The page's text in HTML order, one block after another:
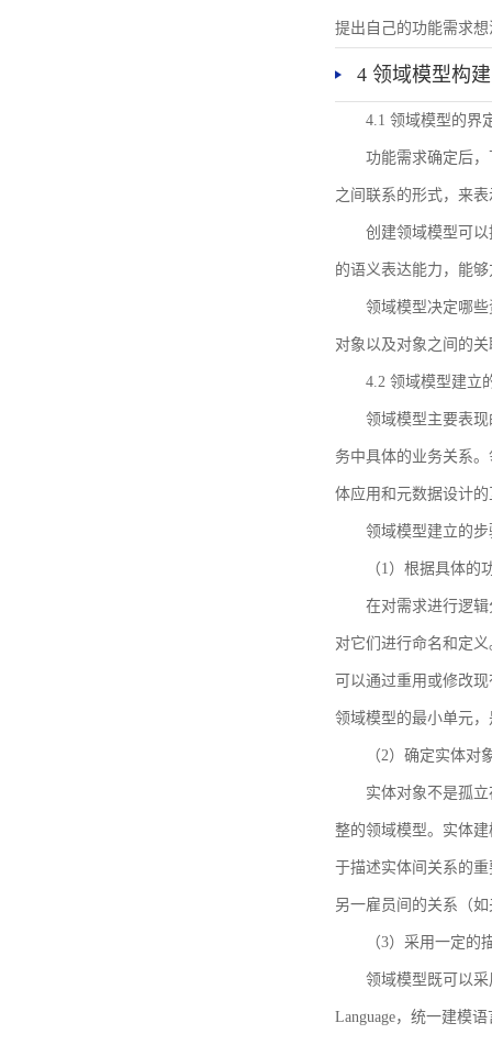
提出自己的功能需求
4 领域模型构建
4.1 领域模型的界
功能需求确定后
之间联系的形式，来
创建领域模型可
的语义表达能力，能
领域模型决定哪
对象以及对象之间的
4.2 领域模型建立
领域模型主要表
务中具体的业务关系
体应用和元数据设计
领域模型建立的
（1）根据具体
在对需求进行逻
对它们进行命名和定
可以通过重用或修改
领域模型的最小单元
（2）确定实体
实体对象不是孤
整的领域模型。实体
于描述实体间关系的
另一雇员间的关系（
（3）采用一定
领域模型既可以
Language，统一建模